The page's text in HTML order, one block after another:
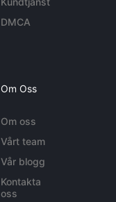
DMCA
Om Oss
Om oss
Vårt team
Vår blogg
Kontakta
oss